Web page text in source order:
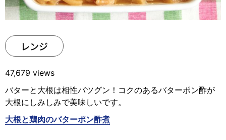
レンジ
47,679 views
バターと大根は相性バツグン！コクのあるバターポン酢が
大根にしみしみで美味しいです。
大根と鶏肉のバターポン酢煮